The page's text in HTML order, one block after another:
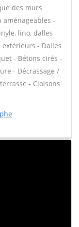
des murs
-
lino, dalles
extérieurs - Dalles
- Bétons cirés -
- Décrassage /
- Cloisons